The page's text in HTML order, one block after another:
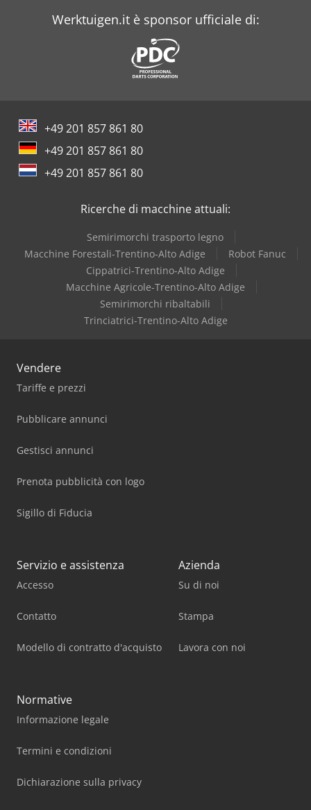
Bvm Brunner
Bystronic
Dieffenbacher
Werktuigen.it è sponsor ufficiale di:
+49 201 857 861 80
+49 201 857 861 80
+49 201 857 861 80
Ricerche di macchine attuali:
Semirimorchi trasporto legno
Macchine Forestali-Trentino-Alto Adige
Robot Fanuc
Cippatrici-Trentino-Alto Adige
Macchine Agricole-Trentino-Alto Adige
Semirimorchi ribaltabili
Trinciatrici-Trentino-Alto Adige
Vendere
Tariffe e prezzi
Pubblicare annunci
Gestisci annunci
Prenota pubblicità con logo
Sigillo di Fiducia
Servizio e assistenza
Accesso
Contatto
Modello di contratto d'acquisto
Azienda
Su di noi
Stampa
Lavora con noi
Normative
Informazione legale
Termini e condizioni
Dichiarazione sulla privacy